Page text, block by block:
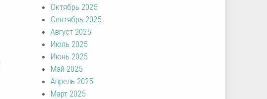
Октябрь 2025
Сентябрь 2025
Август 2025
Июль 2025
Июнь 2025
Май 2025
Апрель 2025
Март 2025